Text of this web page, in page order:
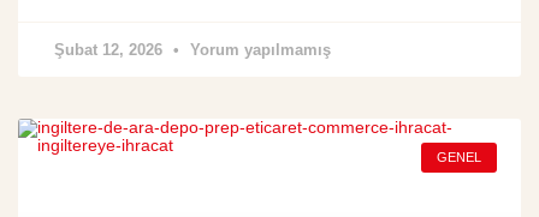
Şubat 12, 2026 Yorum yapılmamış
GENEL